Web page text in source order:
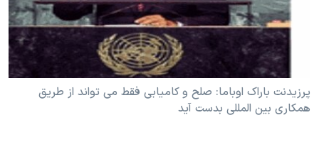
فرهنگ و زندگی
حقوق شهروندی
اقتصادی
علم و فناوری
اسرائیل در جنگ
مستندها
انتخابات ریاست جمهوری آمریکا ۲۰۲۴
حمله جمهوری اسلامی به اسرائیل
رمز مهسا
ورزش زنان در ایران
دنبال کنید
زبانهای مختلف
پرزیدنت باراک اوباما: صلح و کامیابی فقط می تواند از طریق
همکاری بین المللی بدست آید